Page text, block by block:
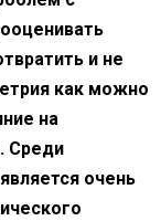
и не
как можно
на
Среди
очень